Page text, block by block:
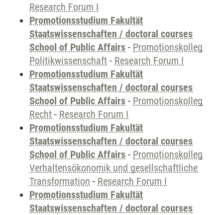
Research Forum I
Promotionsstudium Fakultät
Staatswissenschaften / doctoral courses
School of Public Affairs - Promotionskolleg
Politikwissenschaft - Research Forum I
Promotionsstudium Fakultät
Staatswissenschaften / doctoral courses
School of Public Affairs - Promotionskolleg
Recht - Research Forum I
Promotionsstudium Fakultät
Staatswissenschaften / doctoral courses
School of Public Affairs - Promotionskolleg
Verhaltensökonomik und gesellschaftliche
Transformation - Research Forum I
Promotionsstudium Fakultät
Staatswissenschaften / doctoral courses